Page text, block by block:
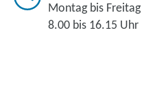
Montag bis Freitag
8.00 bis 16.15 Uhr